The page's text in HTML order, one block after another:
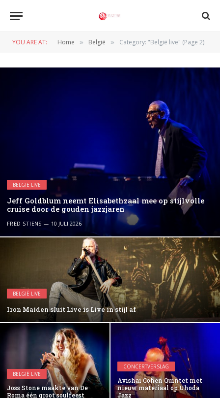
YOU ARE AT: Home » België » Category: "België live" (Page 2)
BELGIË LIVE
Jeff Goldblum neemt Elisabethzaal mee op stijlvolle
cruise door de gouden jazzjaren
FRED STIENS 10 JULI 2026
BELGIË LIVE
Iron Maiden sluit Live is Live in stijl af
BELGIË LIVE
Joss Stone maakte van De
Roma één groot soulfeest
CONCERTVERSLAG
Avishai Cohen Quintet met
nieuw materiaal op Uhoda
Jazz